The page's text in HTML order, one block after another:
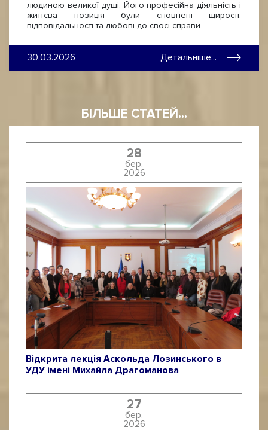
людиною великої душі. Його професійна діяльність і
життєва позиція були сповнені щирості,
відповідальності та любові до своєї справи.
30.03.2026 Детальніше...
БІЛЬШЕ СТАТЕЙ...
28
бер.
2026
Відкрита лекція Аскольда Лозинського в
УДУ імені Михайла Драгоманова
27
бер.
2026